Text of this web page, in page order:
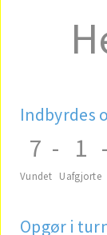
Indbyrdes
7
Vundet
- 1
Uafgjorte
-
Opgør i